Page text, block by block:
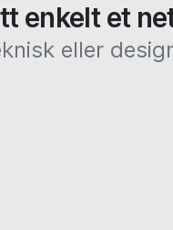
enkelt et
eller